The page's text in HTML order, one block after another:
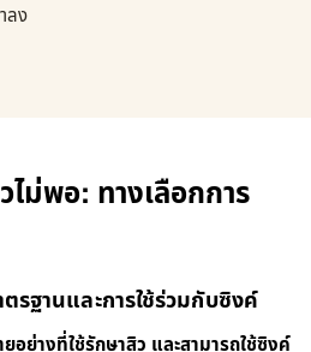
ลง
ไม่พอ: ทางเลือกการ
รฐานและการใช้ร่วมกับซิงค์
ย่างที่ใช้รักษาสิว และสามารถใช้ซิงค์